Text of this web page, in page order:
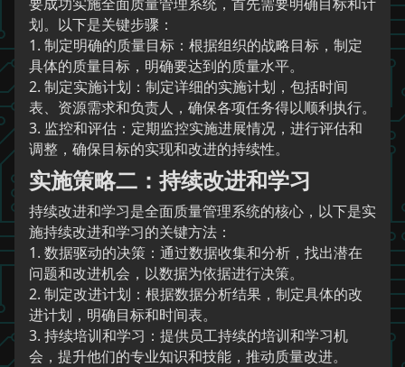
划。以下是关键步骤：
1. 制定明确的质量目标：根据组织的战略目标，制定
具体的质量目标，明确要达到的质量水平。
2. 制定实施计划：制定详细的实施计划，包括时间
表、资源需求和负责人，确保各项任务得以顺利执行。
3. 监控和评估：定期监控实施进展情况，进行评估和
调整，确保目标的实现和改进的持续性。
实施策略二：持续改进和学习
持续改进和学习是全面质量管理系统的核心，以下是实
施持续改进和学习的关键方法：
1. 数据驱动的决策：通过数据收集和分析，找出潜在
问题和改进机会，以数据为依据进行决策。
2. 制定改进计划：根据数据分析结果，制定具体的改
进计划，明确目标和时间表。
3. 持续培训和学习：提供员工持续的培训和学习机
会，提升他们的专业知识和技能，推动质量改进。